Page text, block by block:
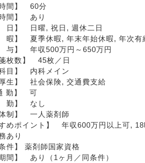
間】　60分
間】　あり
　日】　日曜, 祝日, 週休二日
　暇】　夏季休暇, 年末年始休暇, 年次有
　与】　年収500万円～650万円
枚数】　45枚／日
目】　内科メイン
厚生】　社会保険, 交通費支給
勤】　可
勤】　なし
制】　一人薬剤師
すめポイント】　年収600万円以上可,
あり
件】 薬剤師国家資格
間】　あり（1ヶ月／同条件）